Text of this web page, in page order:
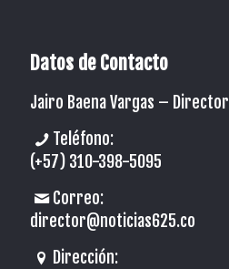
Datos de Contacto
Jairo Baena Vargas – Director
Teléfono:
(+57) 310-398-5095
Correo:
director@noticias625.co
Dirección: